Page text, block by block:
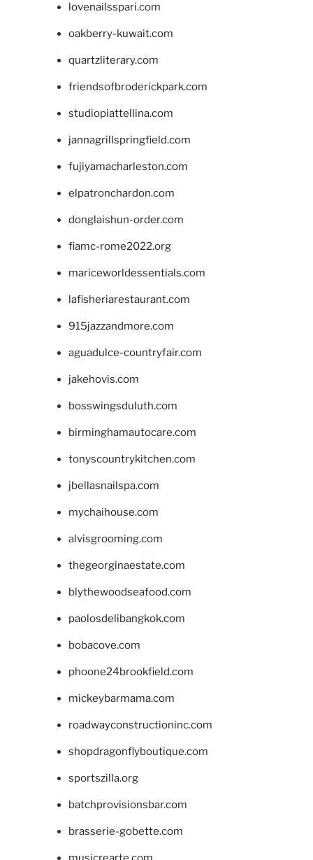
lovenailsspari.com
oakberry-kuwait.com
quartzliterary.com
friendsofbroderickpark.com
studiopiattellina.com
jannagrillspringfield.com
fujiyamacharleston.com
elpatronchardon.com
donglaishun-order.com
fiamc-rome2022.org
mariceworldessentials.com
lafisheriarestaurant.com
915jazzandmore.com
aguadulce-countryfair.com
jakehovis.com
bosswingsduluth.com
birminghamautocare.com
tonyscountrykitchen.com
jbellasnailspa.com
mychaihouse.com
alvisgrooming.com
thegeorginaestate.com
blythewoodseafood.com
paolosdelibangkok.com
bobacove.com
phoone24brookfield.com
mickeybarmama.com
roadwayconstructioninc.com
shopdragonflyboutique.com
sportszilla.org
batchprovisionsbar.com
brasserie-gobette.com